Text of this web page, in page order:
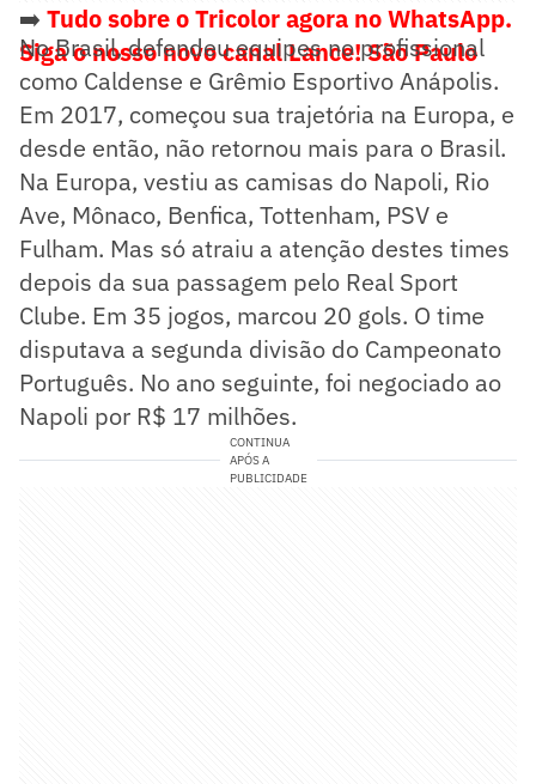
➡️ Tudo sobre o Tricolor agora no WhatsApp.
Siga o nosso novo canal Lance! São Paulo
No Brasil, defendeu equipes no profissional
como Caldense e Grêmio Esportivo Anápolis.
Em 2017, começou sua trajetória na Europa, e
desde então, não retornou mais para o Brasil.
Na Europa, vestiu as camisas do Napoli, Rio
Ave, Mônaco, Benfica, Tottenham, PSV e
Fulham. Mas só atraiu a atenção destes times
depois da sua passagem pelo Real Sport
Clube. Em 35 jogos, marcou 20 gols. O time
disputava a segunda divisão do Campeonato
Português. No ano seguinte, foi negociado ao
Napoli por R$ 17 milhões.
CONTINUA
APÓS A
PUBLICIDADE